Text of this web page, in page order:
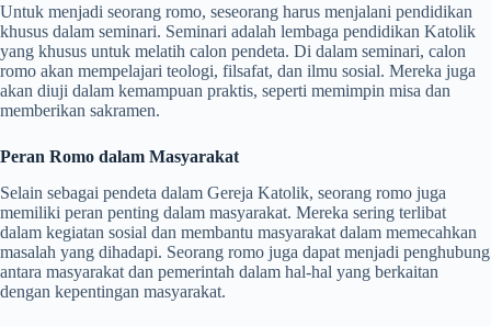
Untuk menjadi seorang romo, seseorang harus menjalani pendidikan
khusus dalam seminari. Seminari adalah lembaga pendidikan Katolik
yang khusus untuk melatih calon pendeta. Di dalam seminari, calon
romo akan mempelajari teologi, filsafat, dan ilmu sosial. Mereka juga
akan diuji dalam kemampuan praktis, seperti memimpin misa dan
memberikan sakramen.
Peran Romo dalam Masyarakat
Selain sebagai pendeta dalam Gereja Katolik, seorang romo juga
memiliki peran penting dalam masyarakat. Mereka sering terlibat
dalam kegiatan sosial dan membantu masyarakat dalam memecahkan
masalah yang dihadapi. Seorang romo juga dapat menjadi penghubung
antara masyarakat dan pemerintah dalam hal-hal yang berkaitan
dengan kepentingan masyarakat.